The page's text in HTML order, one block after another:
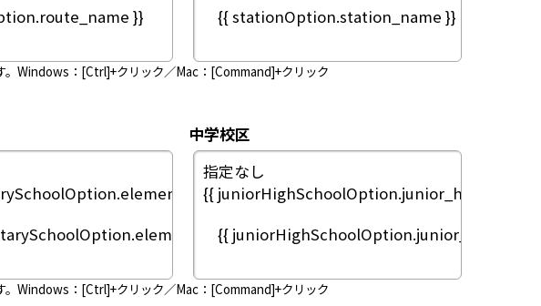
。Windows：[Ctrl]+クリック／Mac：[Command]+クリック
中学校区
。Windows：[Ctrl]+クリック／Mac：[Command]+クリック